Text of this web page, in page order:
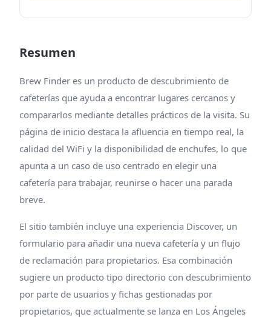
Resumen
Brew Finder es un producto de descubrimiento de
cafeterías que ayuda a encontrar lugares cercanos y
compararlos mediante detalles prácticos de la visita. Su
página de inicio destaca la afluencia en tiempo real, la
calidad del WiFi y la disponibilidad de enchufes, lo que
apunta a un caso de uso centrado en elegir una
cafetería para trabajar, reunirse o hacer una parada
breve.
El sitio también incluye una experiencia Discover, un
formulario para añadir una nueva cafetería y un flujo
de reclamación para propietarios. Esa combinación
sugiere un producto tipo directorio con descubrimiento
por parte de usuarios y fichas gestionadas por
propietarios, que actualmente se lanza en Los Ángeles